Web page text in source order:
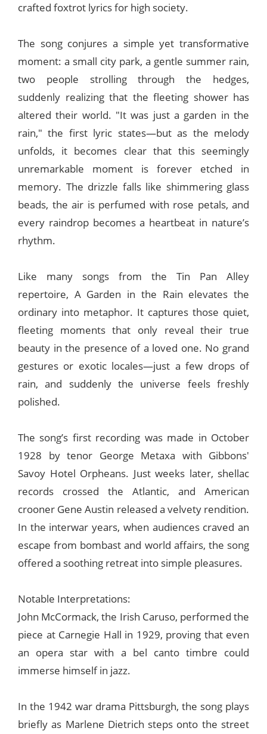
crafted foxtrot lyrics for high society.
The song conjures a simple yet transformative
moment: a small city park, a gentle summer rain,
two people strolling through the hedges,
suddenly realizing that the fleeting shower has
altered their world. "It was just a garden in the
rain," the first lyric states—but as the melody
unfolds, it becomes clear that this seemingly
unremarkable moment is forever etched in
memory. The drizzle falls like shimmering glass
beads, the air is perfumed with rose petals, and
every raindrop becomes a heartbeat in nature’s
rhythm.
Like many songs from the Tin Pan Alley
repertoire, A Garden in the Rain elevates the
ordinary into metaphor. It captures those quiet,
fleeting moments that only reveal their true
beauty in the presence of a loved one. No grand
gestures or exotic locales—just a few drops of
rain, and suddenly the universe feels freshly
polished.
The song’s first recording was made in October
1928 by tenor George Metaxa with Gibbons'
Savoy Hotel Orpheans. Just weeks later, shellac
records crossed the Atlantic, and American
crooner Gene Austin released a velvety rendition.
In the interwar years, when audiences craved an
escape from bombast and world affairs, the song
offered a soothing retreat into simple pleasures.
Notable Interpretations:
John McCormack, the Irish Caruso, performed the
piece at Carnegie Hall in 1929, proving that even
an opera star with a bel canto timbre could
immerse himself in jazz.
In the 1942 war drama Pittsburgh, the song plays
briefly as Marlene Dietrich steps onto the street